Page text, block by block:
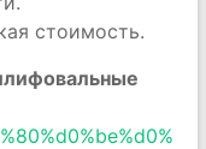
стоимость.